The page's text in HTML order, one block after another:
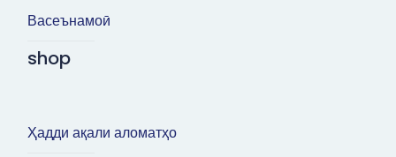
Васеънамоӣ
shop
Ҳадди ақали аломатҳо